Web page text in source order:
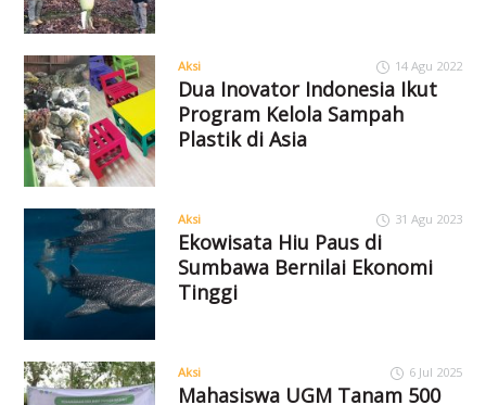
Aksi 14 Agu 2022
Dua Inovator Indonesia Ikut
Program Kelola Sampah
Plastik di Asia
Aksi 31 Agu 2023
Ekowisata Hiu Paus di
Sumbawa Bernilai Ekonomi
Tinggi
Aksi 6 Jul 2025
Mahasiswa UGM Tanam 500